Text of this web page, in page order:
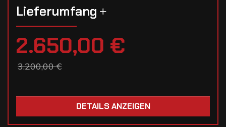
Lieferumfang
2.650,00 €
3.200,00 €
DETAILS ANZEIGEN